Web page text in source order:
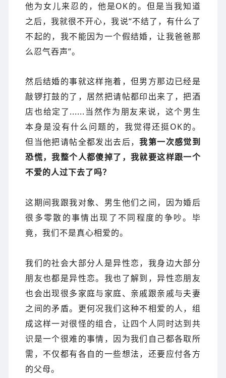
他为女儿来忍的，他是OK的。但是当我知道
之后，我就很不开心，我说“不结了，有什么了
不起的，我不能因为一个假结婚，让我爸爸那
么忍气吞声”。
然后结婚的事就这样拖着，但男方那边已经是
敲锣打鼓的了，居然把请帖都印出来了，把酒
店也给定了......当然作为朋友来说，这个男生
本身是没有什么问题的，我觉得还挺OK的。
但当他把请帖全都发出去后，我第一次感觉到
恐慌，我整个人都傻掉了，我就要这样跟一个
不爱的人过下去了吗？
这期间我跟我对象、男生他们之间，因为婚后
很多零散的事情出现了不同程度的争吵。毕
竟，我们不是真心相爱的。
我们的社会大部分人是异性恋，我身边大部分
朋友也都是异性恋。我也了解到，异性恋朋友
也会出现很多家庭与家庭、 亲戚跟亲戚与夫妻
之间的矛盾。更何况我们这种不相爱的人， 组
成这样一对很怪的组合，让四个人同时达到共
识是一个很难的事情，因为我们自己都各取所
需，不仅都有各自的一些想法，还要应付各方
的父母。